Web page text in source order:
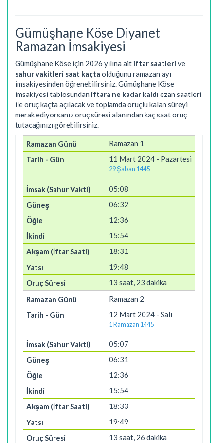
Gümüşhane Köse Diyanet
Ramazan İmsakiyesi
Gümüşhane Köse için 2026 yılına ait iftar saatlerive
sahur vakitleri saat kaçta olduğunu ramazan ayı
imsakiyesinden öğrenebilirsiniz. Gümüşhane Köse
imsakiyesi tablosundan iftara ne kadar kaldı ezan saatleri
ile oruç kaçta açılacak ve toplamda oruçlu kalan süreyi
merak ediyorsanız oruç süresi alanından kaç saat oruç
tutacağınızı görebilirsiniz.
Ramazan 1
11 Mart 2024 - Pazartesi
29 Şaban 1445
05:08
06:32
12:36
15:54
18:31
19:48
13 saat, 23 dakika
Ramazan 2
12 Mart 2024 - Salı
1 Ramazan 1445
05:07
06:31
12:36
15:54
18:33
19:49
13 saat, 26 dakika